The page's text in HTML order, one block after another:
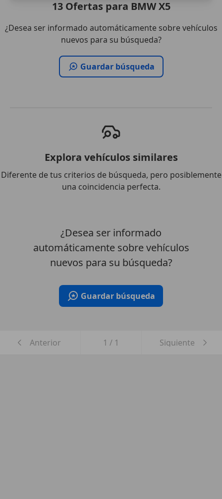
13 Ofertas para BMW X5
¿Desea ser informado automáticamente sobre vehículos
nuevos para su búsqueda?
Guardar búsqueda
Explora vehículos similares
Diferente de tus criterios de búsqueda, pero posiblemente
una coincidencia perfecta.
¿Desea ser informado
automáticamente sobre vehículos
nuevos para su búsqueda?
Guardar búsqueda
Anterior 1 / 1 Siguiente